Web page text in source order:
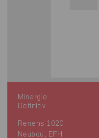
Minergie
Definitiv
Renens 1020
Neubau, EFH